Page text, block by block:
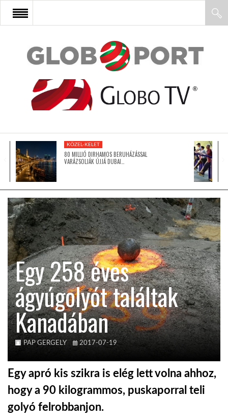
FŐOLDAL
AFRIKA
ÁZSIA
LATIN-AMERIKA
KÖZEL-KELET
AUSZTRÁLIA
A VILÁG ITTHON
GLOBOTV BP
KÖZEL-KELET
80 MILLIÓ DIRHAMOS BERUHÁZÁSSAL
VARÁZSOLJÁK ÚJJÁ DUBAI…
Egy 258 éves
ágyúgolyót találtak
Kanadában
PAP GERGELY 2017-07-19
Egy apró kis szikra is elég lett volna ahhoz,
hogy a 90 kilogrammos, puskaporral teli
golyó felrobbanjon.